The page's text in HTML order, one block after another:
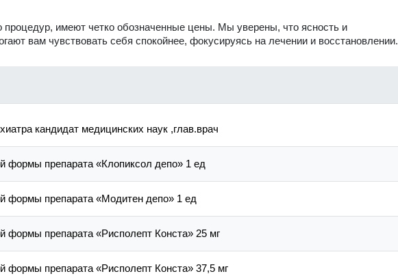
процедур, имеют четко обозначенные цены. Мы уверены, что ясность и
вам чувствовать себя спокойнее, фокусируясь на лечении и восстановлении.
кандидат медицинских наук ,глав.врач
формы препарата «Клопиксол депо» 1 ед
формы препарата «Модитен депо» 1 ед
формы препарата «Рисполепт Конста» 25 мг
формы препарата «Рисполепт Конста» 37,5 мг